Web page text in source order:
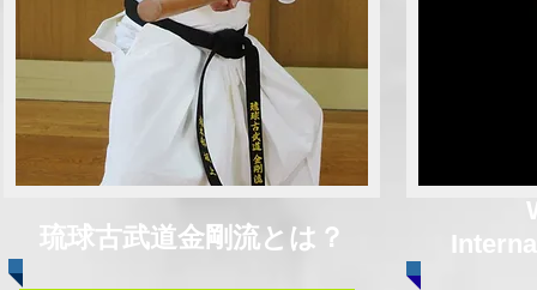
​琉球古武道金剛流とは？